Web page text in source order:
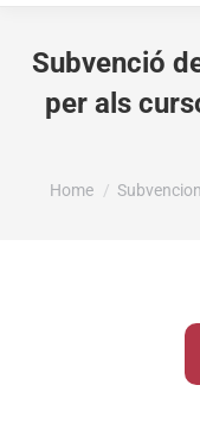
Subvenció
per als
You are here:
Home